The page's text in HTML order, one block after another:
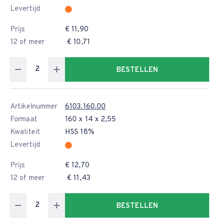
Levertijd
Prijs
€ 11,90
12 of meer
€ 10,71
BESTELLEN
Artikelnummer
6103.160.00
Formaat
160 x 14 x 2,55
Kwaliteit
HSS 18%
Levertijd
Prijs
€ 12,70
12 of meer
€ 11,43
BESTELLEN